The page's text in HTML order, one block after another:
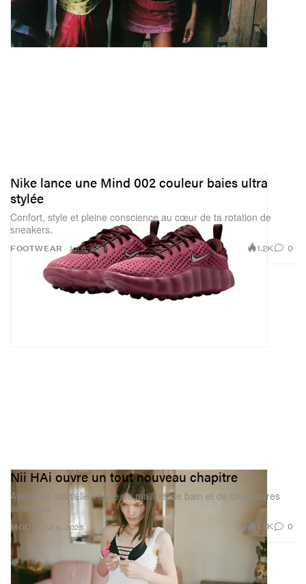
FOOTWEAR
Nike lance une Mind 002 couleur baies ultra
stylée
Confort, style et pleine conscience au cœur de ta rotation de
sneakers.
Jul 6, 2026 1.2K 0
MODE
Nii HAi ouvre un tout nouveau chapitre
Avec une nouvelle vague de maillots de bain et de chaussures
tendance.
Jul 6, 2026 1.9K 0